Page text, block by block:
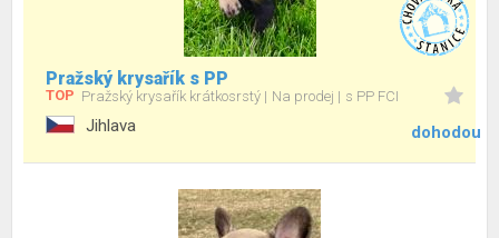
Pražský krysařík s PP
TOP Pražský krysařík krátkosrstý Na prodej s PP FCI
Jihlava dohodou